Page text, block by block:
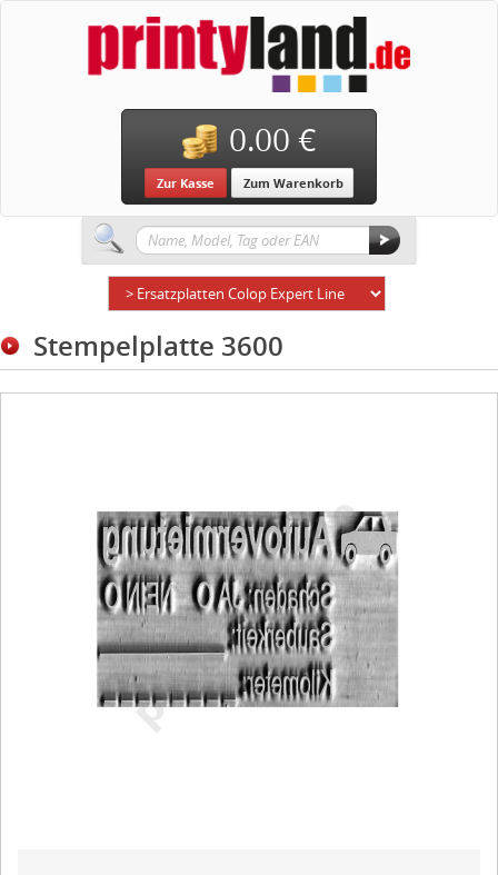
0.00 €
Zur Kasse Zum Warenkorb
Stempelplatte 3600